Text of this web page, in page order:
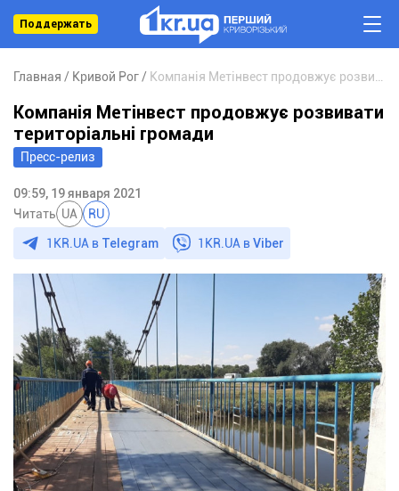
Поддержать
Главная Кривой Рог
Пресс-релиз
Компанія Метінвест продовжує розвивати
територіальні громади
09:59, 19 января 2021
Читать UA RU
1KR.UA в Telegram 1KR.UA вViber